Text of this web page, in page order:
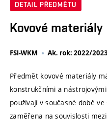
DETAIL PŘEDMĚTU
Kovové materiály
FSI-WKM Ak. rok: 2022/2023
Předmět kovové materiály
konstrukčními a
používají v současné době
zaměřena na souvislosti